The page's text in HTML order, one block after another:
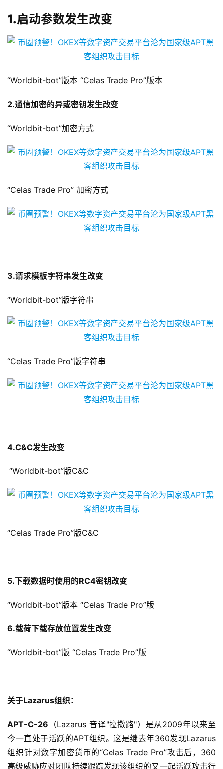
1.启动参数发生改变
“Worldbit-bot”版本 “Celas Trade Pro”版本
2.通信加密的异或密钥发生改变
“Worldbit-bot”加密方式
“Celas Trade Pro” 加密方式
3.请求模板字符串发生改变
“Worldbit-bot”版字符串
“Celas Trade Pro”版字符串
4.C&C发生改变
“Worldbit-bot”版C&C
“Celas Trade Pro”版C&C
5.下载数据时使用的RC4密钥改变
“Worldbit-bot”版本 “Celas Trade Pro”版
6.载荷下载存放位置发生改变
“Worldbit-bot”版 “Celas Trade Pro”版
关于Lazarus组织：
APT-C-26 （Lazarus 音译"拉撒路"）是从2009年以来至
今一直处于活跃的APT组织。这是继去年360发现Lazarus
组织针对数字加密货币的“Celas Trade Pro”攻击后，360
高级威胁应对团队持续跟踪发现该组织的又一起活跃攻击行